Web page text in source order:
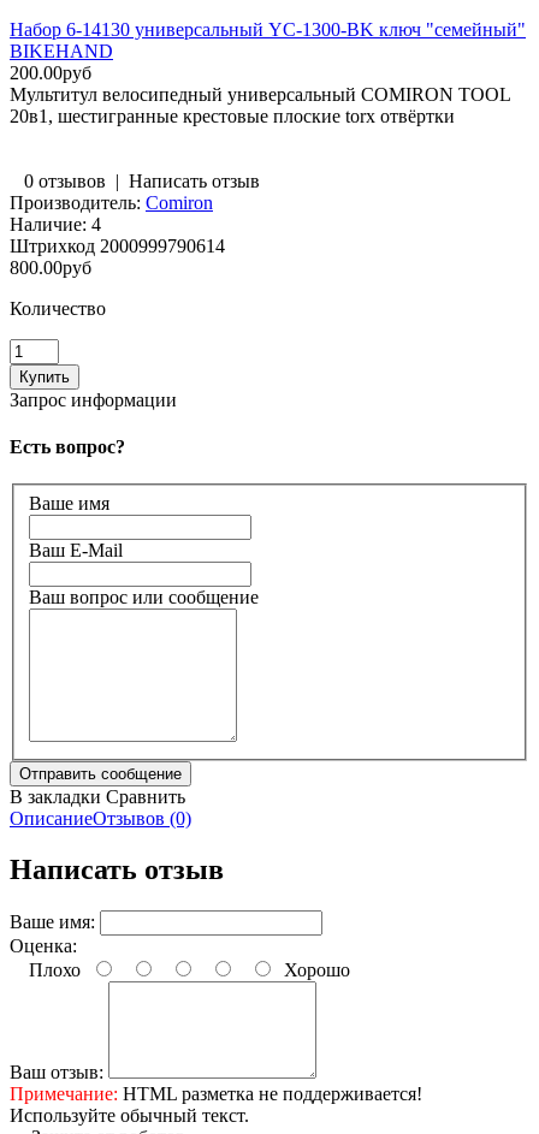
Набор 6-14130 универсальный YC-1300-BK ключ "семейный"
BIKEHAND
200.00руб
Мультитул велосипедный универсальный COMIRON TOOL
20в1, шестигранные крестовые плоские torx отвёртки
0 отзывов | Написать отзыв
Производитель: Comiron
Наличие: 4
Штрихкод 2000999790614
800.00руб
Количество
Запрос информации
Есть вопрос?
Ваше имя
Ваш E-Mail
Ваш вопрос или сообщение
В закладки Сравнить
ОписаниеОтзывов (0)
Написать отзыв
Ваше имя:
Оценка:
Плохо
Хорошо
Ваш отзыв:
Примечание: HTML разметка не поддерживается!
Используйте обычный текст.